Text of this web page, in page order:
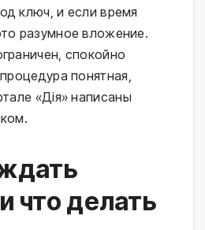
ключ, и если время
разумное вложение.
спокойно
понятная,
«Дія» написаны
что делать